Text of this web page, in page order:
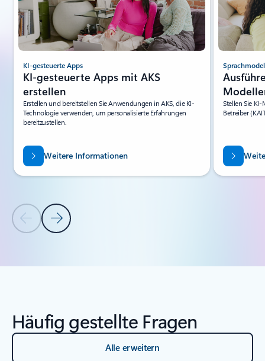
Vorherige FolieNächste Folie
KI-gesteuerte Apps
KI-gesteuerte Apps mit AKS
erstellen
Erstellen und bereitstellen Sie Anwendungen in AKS, die KI-
Technologie verwenden, um personalisierte Erfahrungen
bereitzustellen.
Weitere Informationen
Stellen Sie
Betreiber
Zurück zu Ressourcen – Registerkartenabschnitt
Häufig gestellte Fragen
Alle erweitern